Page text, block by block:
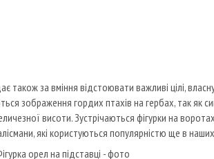
також за вміння відстоювати важливі цілі,
зображення гордих птахів на гербах, так як
висоти. Зустрічаються фігурки на
які користуються популярністю ще в